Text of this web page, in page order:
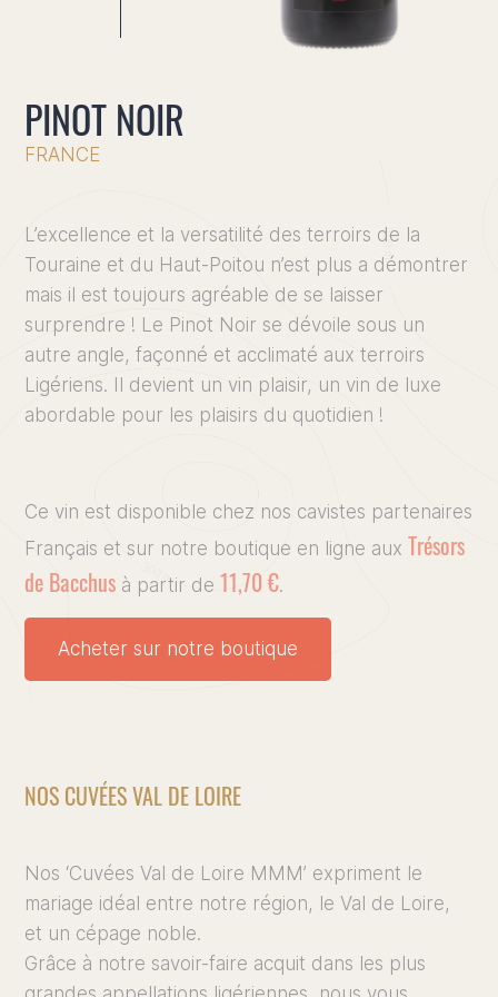
Accueil
Le
L’art de
PINOT NOIR
FRANCE
L’excellence et la versatilité des terroirs de la
Touraine et du Haut-Poitou n’est plus a démontrer
mais il est toujours agréable de se laisser
surprendre ! Le Pinot Noir se dévoile sous un
autre angle, façonné et acclimaté aux terroirs
Ligériens. Il devient un vin plaisir, un vin de luxe
abordable pour les plaisirs du quotidien !
Ce vin est disponible chez nos cavistes partenaires
Français et sur notre boutique en ligne aux Trésors
de Bacchus à partir de 11,70 €.
Acheter sur notre boutique
NOS CUVÉES VAL DE LOIRE
Nos ‘Cuvées Val de Loire MMM’ expriment le
mariage idéal entre notre région, le Val de Loire,
et un cépage noble.
Grâce à notre savoir-faire acquit dans les plus